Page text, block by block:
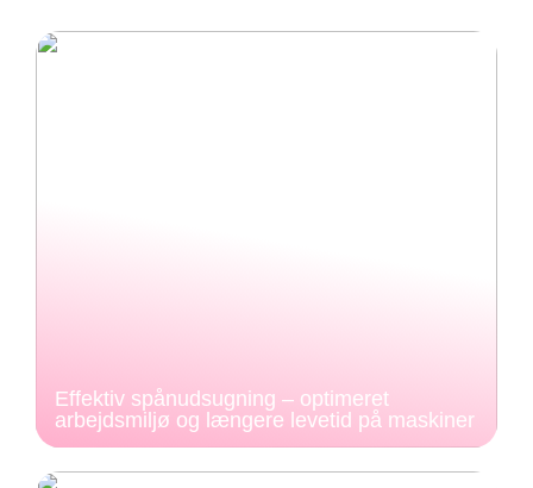
Effektiv spånudsugning – optimeret
arbejdsmiljø og længere levetid på maskiner